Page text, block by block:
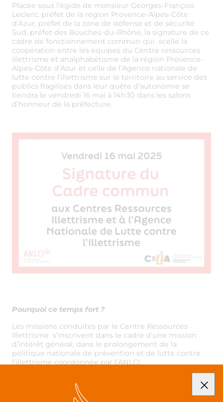
Placée sous l’égide de monsieur Georges-François
Leclerc, préfet de la région Provence-Alpes-Côte
d’Azur, préfet de la zone de défense et de sécurité
Sud, préfet des Bouches-du-Rhône, la signature de ce
cadre de fonctionnement commun qui scelle la
coopération entre les équipes du Centre ressources
illettrisme et analphabétisme de la région Provence-
Alpes-Côte d’Azur et celle de l’Agence nationale de
lutte contre l’illettrisme sur le territoire au service des
publics fragilisés dans leur quête d’autonomie se
tiendra le vendredi 16 mai à 14h30 dans les salons
d’honneur de la préfecture.
Pourquoi ce temps fort ?
Les missions conduites par le Centre Ressources
Illettrisme s’inscrivent dans le cadre d’une mission
d’intérêt général, dans le prolongement de la
politique nationale de prévention et de lutte contre
l’illettrisme coordonnée par l’ANLCI.
2025 permet de conforter les missions essentielles
conduites en synergie sur les territoires :